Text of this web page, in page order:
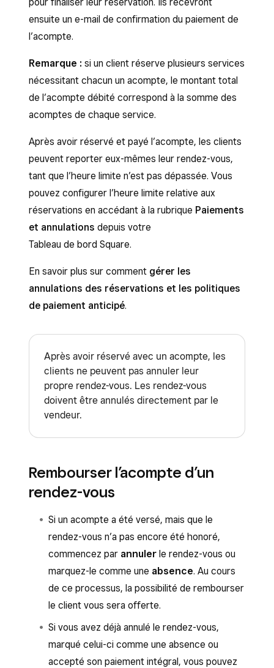
affichée à vos clients en ligne lors du
passage en caisse. Le cas échéant, vous
pouvez choisir d’indiquer si les acomptes
sont remboursables ou non.
Vous pouvez éventuellement configurer la
perception des taxes sur les acomptes
lorsque les clients ne se présentent pas ou
annulent.
Les acomptes ne s’appliquent qu’aux
services à prix fixe. Les services
configurés avec un « prix variable » ne
nécessitent pas d’acompte pour être
réservés.
Les acomptes à montant fixe ne seront
appliqués qu’aux services dont le prix est
supérieur ou égal au montant de l’acompte.
Ajoutez une politique d’acompte, qui sera
affichée à vos clients en ligne lors du
passage en caisse. Le cas échéant, vous
sont remboursables ou non.
Vous pouvez éventuellement activer la
perception des taxes sur les acomptes
annulent.
ensuite un e-mail de confirmation du paiement de
l’acompte.
Remarque : si un client réserve plusieurs services
nécessitant chacun un acompte, le montant total
de l’acompte débité correspond à la somme des
acomptes de chaque service.
Après avoir réservé et payé l’acompte, les clients
peuvent reporter eux-mêmes leur rendez-vous,
tant que l’heure limite n’est pas dépassée. Vous
pouvez configurer l’heure limite relative aux
réservations en accédant à la rubrique Paiements
et annulations depuis votre
Tableau de bord Square.
En savoir plus sur comment gérer les
annulations des réservations et les politiques
de paiement anticipé.
Après avoir réservé avec un acompte, les
clients ne peuvent pas annuler leur
propre rendez-vous. Les rendez-vous
doivent être annulés directement par le
vendeur.
Rembourser l’acompte d’un
rendez-vous
Si un acompte a été versé, mais que le
rendez-vous n’a pas encore été honoré,
commencez par annuler le rendez-vous ou
marquez-le comme une absence. Au cours
de ce processus, la possibilité de rembourser
le client vous sera offerte.
Si vous avez déjà annulé le rendez-vous,
marqué celui-ci comme une absence ou
accepté son paiement intégral, vous pouvez